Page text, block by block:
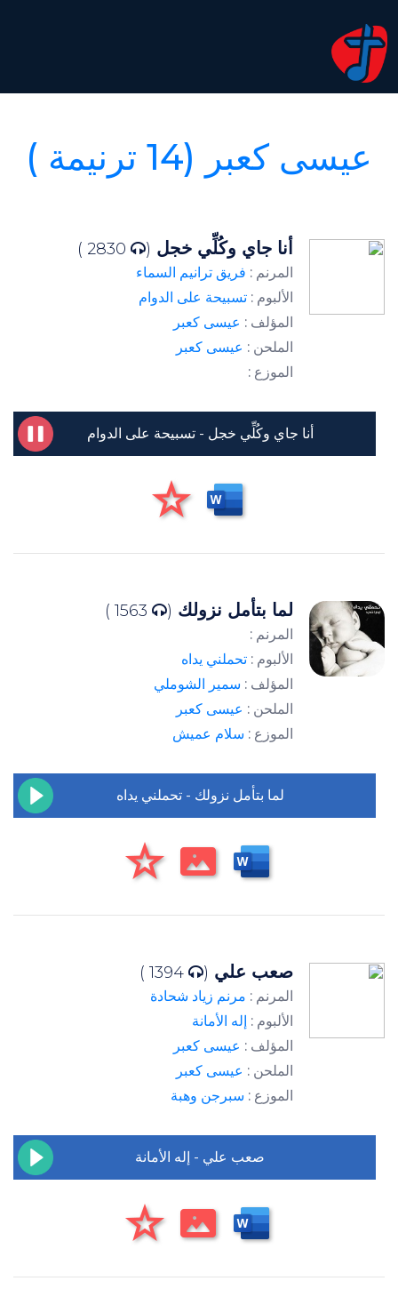
عيسى كعبر (14 ترنيمة )
أنا جاي وكُلِّي خجل (
المرنم : فريق ترانيم السماء
الألبوم : تسبيحة على الدوام
المؤلف : عيسى كعبر
الملحن : عيسى كعبر
الموزع :
أنا جاي وكُلِّي خجل - تسبيحة على الدوام
لما بتأمل نزولك (
المرنم :
الألبوم : تحملني يداه
المؤلف : سمير الشوملي
الملحن : عيسى كعبر
الموزع : سلام عميش
لما بتأمل نزولك - تحملني يداه
صعب علي (
المرنم : مرنم زياد شحادة
الألبوم : إله الأمانة
المؤلف : عيسى كعبر
الملحن : عيسى كعبر
الموزع : سبرجن وهبة
صعب علي - إله الأمانة